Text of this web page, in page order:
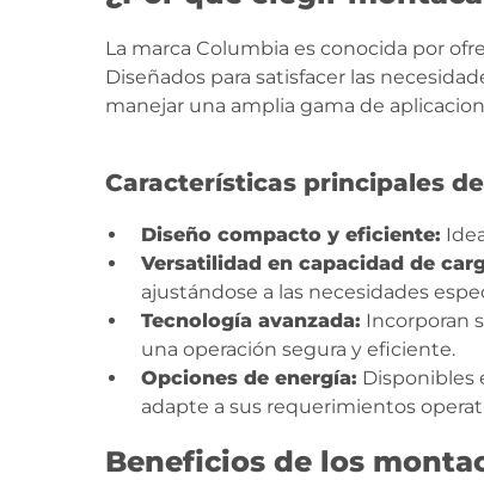
La marca Columbia es conocida por
Diseñados para satisfacer las
manejar una amplia gama de
Características principales
Diseño compacto y eficiente:
Versatilidad en capacidad de
ajustándose a las necesidades
Tecnología avanzada: Incorporan
una operación segura y eficiente.
Opciones de energía: Disponibles
adapte a sus requerimientos
Beneficios de los